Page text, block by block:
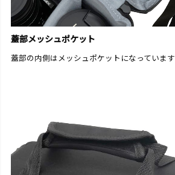
蓋部メッシュポケット
蓋部の内側はメッシュポケットになっています